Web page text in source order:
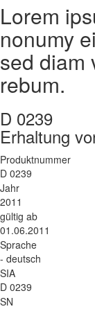
Lorem
nonumy
sed diam
rebum.
D 0239
Erhaltung
Produktnummer
D 0239
Jahr
2011
gültig ab
01.06.2011
Sprache
- deutsch
SIA
D 0239
SN